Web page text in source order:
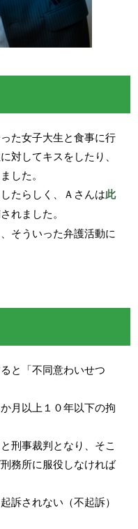
た女子大生と食事に行
対してキスをしたり、
した。
たらしく、Ａさんは此
れました。
そういった弁護活動に
と「不同意わいせつ
月以上１０年以下の拘
刑事裁判となり、そこ
務所に服役しなければ
訴されない（不起訴）